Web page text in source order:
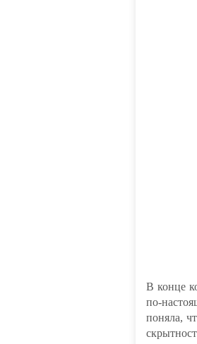
В конце
по-
поняла,